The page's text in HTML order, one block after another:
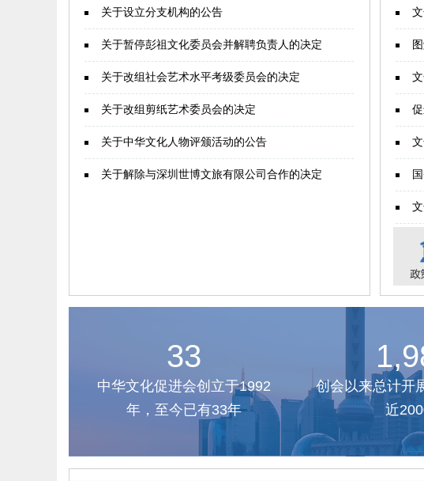
关于设立分支机构的公告
关于暂停彭祖文化委员会并解聘负责人的决定
关于改组社会艺术水平考级委员会的决定
关于改组剪纸艺术委员会的决定
关于中华文化人物评颁活动的公告
关于解除与深圳世博文旅有限公司合作的决定
33
中华文化促进会创立于1992
年，至今已有33年
创会以来总计开
近